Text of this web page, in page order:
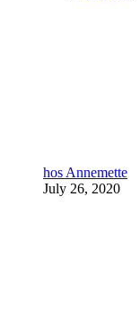
hos Annemette
July 26, 2020